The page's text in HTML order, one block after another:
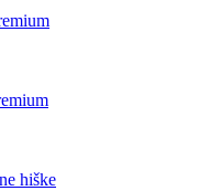
hiške